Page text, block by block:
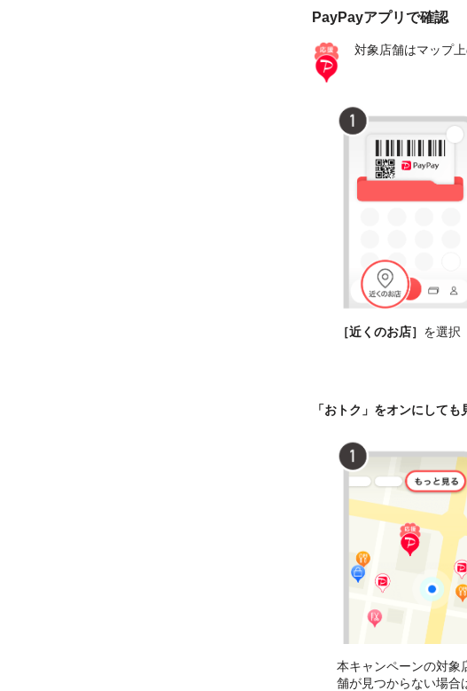
PayPayアプリで確認
対象店舗はマップ
［近くのお店］ を選択
「おトク」をオンにして
本キャンペーンの対象
舗が見つからない場合